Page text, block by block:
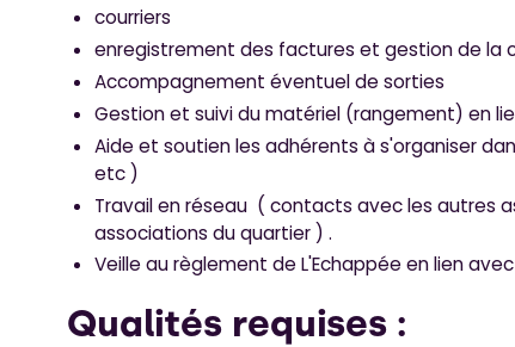
courriers
enregistrement des factures et gestion de la
Accompagnement éventuel de sorties
Gestion et suivi du matériel (rangement) en
Aide et soutien les adhérents à s'organiser
etc )
Travail en réseau ( contacts avec les autres
associations du quartier ) .
Veille au règlement de L'Echappée en lien
Qualités requises :